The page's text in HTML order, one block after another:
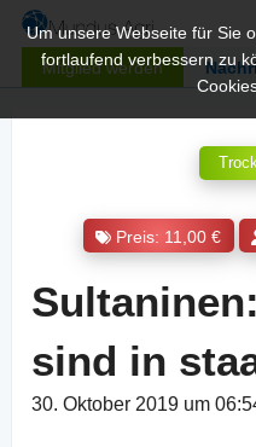
Mitglied werden
Um unsere Webseite für Sie
fortlaufend verbessern zu
Preis: 11,00 €
sind in
30. Oktober 2019 um